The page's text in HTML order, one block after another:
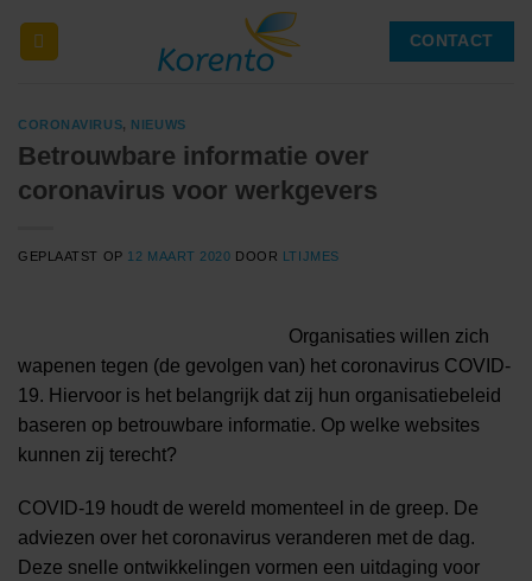
naar
CONTACT
CORONAVIRUS, NIEUWS
Betrouwbare informatie over
coronavirus voor werkgevers
GEPLAATST OP 12 MAART 2020 DOOR LTIJMES
Organisaties willen zich
wapenen tegen (de gevolgen van) het coronavirus COVID-
19. Hiervoor is het belangrijk dat zij hun organisatiebeleid
baseren op betrouwbare informatie. Op welke websites
kunnen zij terecht?
COVID-19 houdt de wereld momenteel in de greep. De
adviezen over het coronavirus veranderen met de dag.
Deze snelle ontwikkelingen vormen een uitdaging voor